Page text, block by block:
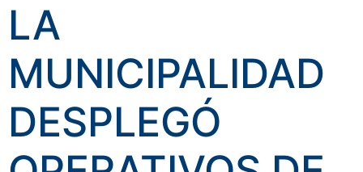
LA
MUNICIPALIDAD
DESPLEGÓ